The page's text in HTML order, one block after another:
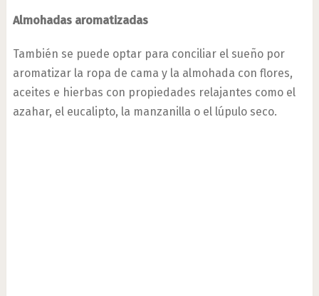
Almohadas aromatizadas
También se puede optar para conciliar el sueño por
aromatizar la ropa de cama y la almohada con flores,
aceites e hierbas con propiedades relajantes como el
azahar, el eucalipto, la manzanilla o el lúpulo seco.